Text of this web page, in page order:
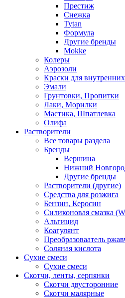
Престиж
Снежка
Tytan
Формула
Другие бренды
Mokke
Колеры
Аэрозоли
Краски для
Эмали
Грунтовки, Пропитки
Лаки, Морилки
Мастика, Шпатлевка
Олифа
Растворители
Все товары раздела
Бренды
Вершина
Нижний
Другие бренды
Растворители (другие)
Средства для розжига
Бензин, Керосин
Силиконовая смазка
Альгицид
Коагулянт
Преобразоваатель
Соляная кислота
Сухие смеси
Сухие смеси
Скотчи, ленты, серпянки
Скотчи двусторонние
Скотчи малярные